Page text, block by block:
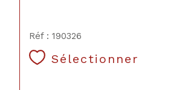
Réf : 190326
Sélectionner